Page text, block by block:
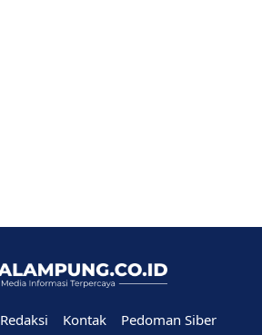
Redaksi Kontak Pedoman Siber